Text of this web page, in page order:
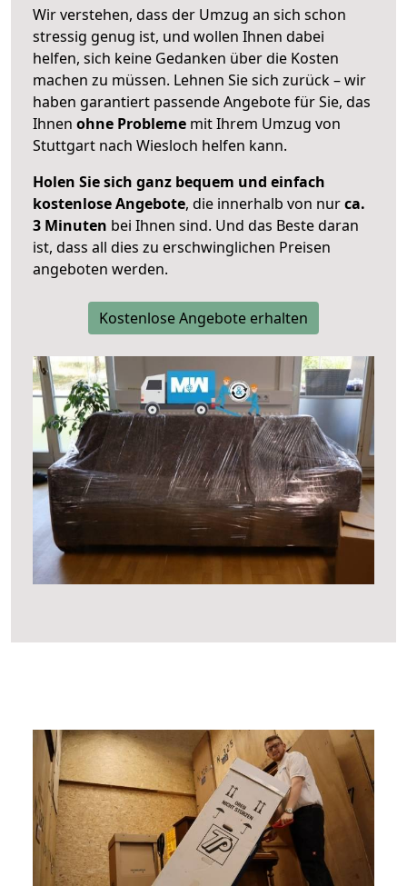
Wir verstehen, dass der Umzug an sich schon
stressig genug ist, und wollen Ihnen dabei
helfen, sich keine Gedanken über die Kosten
machen zu müssen. Lehnen Sie sich zurück – wir
haben garantiert passende Angebote für Sie, das
Ihnen ohne Probleme mit Ihrem Umzug von
Stuttgart nach Wiesloch helfen kann.
Holen Sie sich ganz bequem und einfach
kostenlose Angebote, die innerhalb von nurca.
3 Minuten bei Ihnen sind. Und das Beste daran
ist, dass all dies zu erschwinglichen Preisen
angeboten werden.
Kostenlose Angebote erhalten